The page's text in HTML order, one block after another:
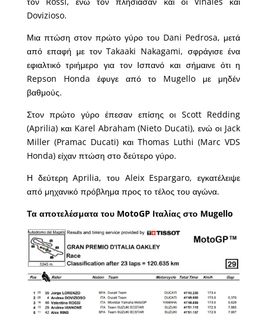
Dovizioso.
Μια πτώση στον πρώτο γύρο του Dani Pedrosa, μετά
από επαφή με τον Takaaki Nakagami, σφράγισε ένα
εφιαλτικό τριήμερο για τον Ισπανό και σήμαινε ότι η
Repson Honda έφυγε από το Mugello με μηδέν
βαθμούς.
Στον πρώτο γύρο έπεσαν επίσης οι Scott Redding
(Aprilia) και Karel Abraham (Nieto Ducati), ενώ οι Jack
Miller (Pramac Ducati) και Thomas Luthi (Marc VDS
Honda) είχαν πτώση στο δεύτερο γύρο.
Η δεύτερη Aprilia, του Aleix Espargaro, εγκατέλειψε
από μηχανικό πρόβλημα προς το τέλος του αγώνα.
Τα αποτελέσματα του MotoGP Ιταλίας στο Mugello